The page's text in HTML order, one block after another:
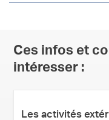
Ces infos et
intéresser :
Les activités